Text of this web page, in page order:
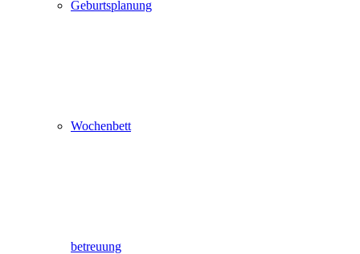
Geburtsplanung
Wochenbett
betreuung